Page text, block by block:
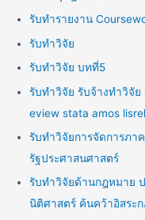
รับทำรายงาน
รับทำวิจัย
รับทำวิจัย บทที่5
รับทำวิจัย รับจ้างทำวิจั
eview stata amos lisrel
รับทำวิจัยการจัดการภา
รัฐประศาสนศาสตร์
รับทำวิจัยด้านกฎหมาย
นิติศาสตร์ ค้นคว้าอิสระ